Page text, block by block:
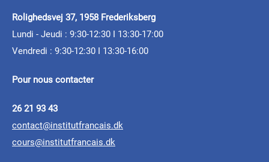
Septentrionales 2025 :
un voyage entre
La deuxième édition de Septentrionales étant
Septentrionales 2026 -
Résidence itinérante
pour la création
contemporaine
16.02.2026 - 02.03.2026
ARTICLE
Félix Mogo dans les pays
Christian Cailleaux
Rolighedsvej 37, 1958 Frederiksberg
Lundi - Jeudi : 9:30-12:30 I 13:30-17:00
Vendredi : 9:30-12:30 I 13:30-16:00
Pour nous contacter
26 21 93 43
contact@institutfrancais.dk
cours@institutfrancais.dk